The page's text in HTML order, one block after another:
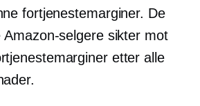
fortjenestemarginer. De
Amazon-selgere sikter mot
etter alle